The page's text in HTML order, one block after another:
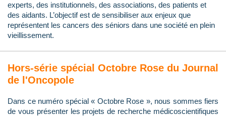
experts, des institutionnels, des associations, des patients et
des aidants. L’objectif est de sensibiliser aux enjeux que
représentent les cancers des séniors dans une société en plein
vieillissement.
Hors-série spécial Octobre Rose du Journal
de l'Oncopole
Dans ce numéro spécial « Octobre Rose », nous sommes fiers
de vous présenter les projets de recherche médicoscientifiques